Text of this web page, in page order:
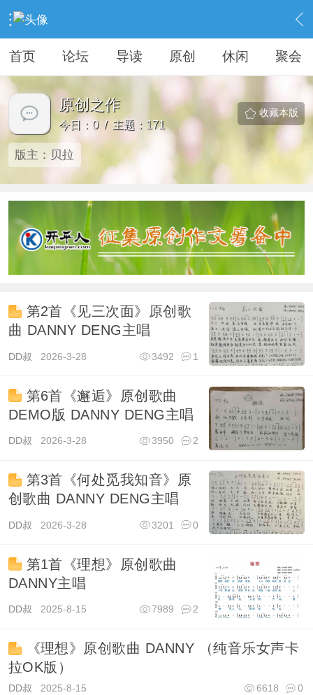
› KAIPINGREN › 原创之作
首页 论坛 导读 原创 休闲 聚会
原创之作
今日：0 / 主题：171
收藏本版
版主： 贝拉
第2首《见三次面》原创歌
曲 DANNY DENG主唱
DD叔 2026-3-28 1
3492
第6首《邂逅》原创歌曲
DEMO版 DANNY DENG主唱
DD叔 2026-3-28 2
3950
第3首《何处觅我知音》原
创歌曲 DANNY DENG主唱
DD叔 2026-3-28 0
3201
第1首《理想》原创歌曲
DANNY主唱
DD叔 2025-8-15 2
7989
《理想》原创歌曲 DANNY （纯音乐女声卡
拉OK版）
DD叔 2025-8-15 0
6618